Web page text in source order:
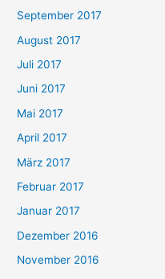
September 2017
August 2017
Juli 2017
Juni 2017
Mai 2017
April 2017
März 2017
Februar 2017
Januar 2017
Dezember 2016
November 2016